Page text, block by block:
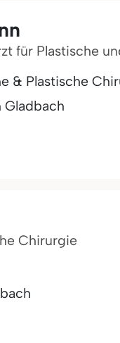
für Plastische
& Plastische
Gladbach
Chirurgie